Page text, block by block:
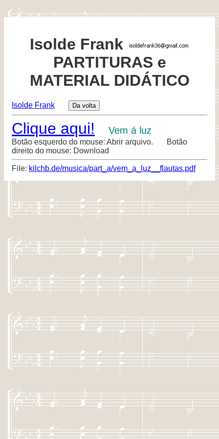
Isolde Frank
PARTITURAS e
MATERIAL DIDÁTICO
Isolde Frank
Clique aqui! Vem á luz
Botão esquerdo do mouse: Abrir arquivo. Botão
direito do mouse: Download
File: kilchb.de/musica/part_a/vem_a_luz__flautas.pdf